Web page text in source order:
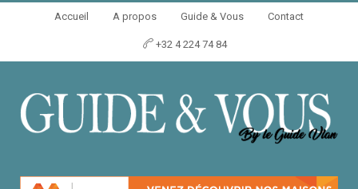
Accueil A propos Guide & Vous Contact
+32 4 224 74 84